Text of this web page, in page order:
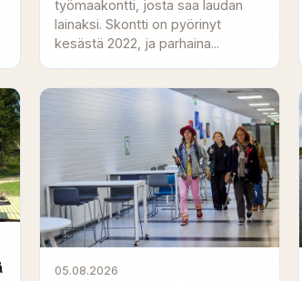
työmaakontti, josta saa laudan
lainaksi. Skontti on pyörinyt
kesästä 2022, ja parhaina...
05.08.2026